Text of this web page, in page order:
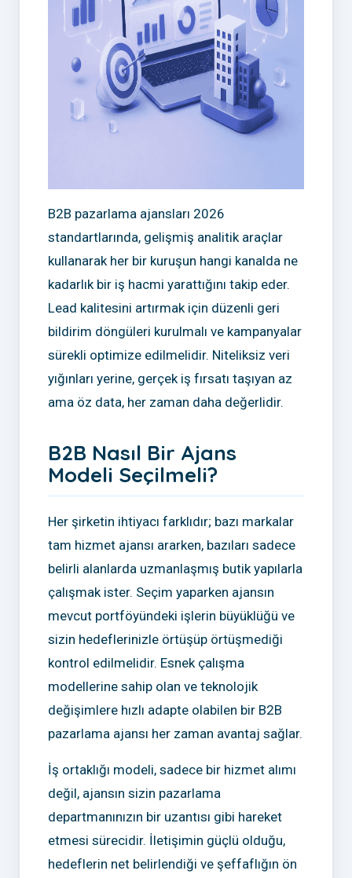
B2B pazarlama ajansları 2026
standartlarında, gelişmiş analitik araçlar
kullanarak her bir kuruşun hangi kanalda ne
kadarlık bir iş hacmi yarattığını takip eder.
Lead kalitesini artırmak için düzenli geri
bildirim döngüleri kurulmalı ve kampanyalar
sürekli optimize edilmelidir. Niteliksiz veri
yığınları yerine, gerçek iş fırsatı taşıyan az
ama öz data, her zaman daha değerlidir.
B2B Nasıl Bir Ajans
Modeli Seçilmeli?
Her şirketin ihtiyacı farklıdır; bazı markalar
tam hizmet ajansı ararken, bazıları sadece
belirli alanlarda uzmanlaşmış butik yapılarla
çalışmak ister. Seçim yaparken ajansın
mevcut portföyündeki işlerin büyüklüğü ve
sizin hedeflerinizle örtüşüp örtüşmediği
kontrol edilmelidir. Esnek çalışma
modellerine sahip olan ve teknolojik
değişimlere hızlı adapte olabilen bir B2B
pazarlama ajansı her zaman avantaj sağlar.
İş ortaklığı modeli, sadece bir hizmet alımı
değil, ajansın sizin pazarlama
departmanınızın bir uzantısı gibi hareket
etmesi sürecidir. İletişimin güçlü olduğu,
hedeflerin net belirlendiği ve şeffaflığın ön